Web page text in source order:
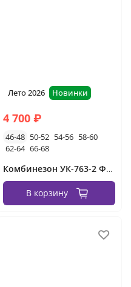
Лето 2026 Новинки
4 700 ₽
46-48 50-52 54-56 58-60
62-64 66-68
Комбинезон УК-763-2 Фабрика Моды
В корзину